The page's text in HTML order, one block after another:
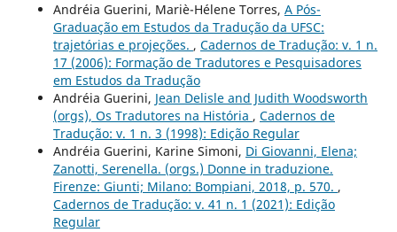
Andréia Guerini, Mariè-Hélene Torres, A Pós-
Graduação em Estudos da Tradução da UFSC:
trajetórias e projeções. , Cadernos de Tradução: v. 1 n.
17 (2006): Formação de Tradutores e Pesquisadores
em Estudos da Tradução
Andréia Guerini, Jean Delisle and Judith Woodsworth
(orgs), Os Tradutores na História , Cadernos de
Tradução: v. 1 n. 3 (1998): Edição Regular
Andréia Guerini, Karine Simoni, Di Giovanni, Elena;
Zanotti, Serenella. (orgs.) Donne in traduzione.
Firenze: Giunti; Milano: Bompiani, 2018, p. 570. ,
Cadernos de Tradução: v. 41 n. 1 (2021): Edição
Regular